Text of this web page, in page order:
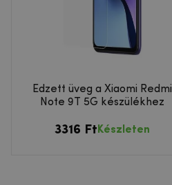
Edzett üveg a Xiaomi Redmi
Note 9T 5G készülékhez
3316 Ft Készleten